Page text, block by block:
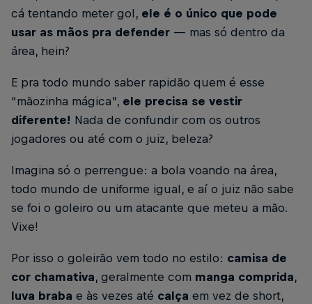
cá tentando meter gol, ele é o único que pode
usar as mãos pra defender — mas só dentro da
área, hein?
E pra todo mundo saber rapidão quem é esse
“mãozinha mágica”, ele precisa se vestir
diferente! Nada de confundir com os outros
jogadores ou até com o juiz, beleza?
Imagina só o perrengue: a bola voando na área,
todo mundo de uniforme igual, e aí o juiz não sabe
se foi o goleiro ou um atacante que meteu a mão.
Vixe!
Por isso o goleirão vem todo no estilo: camisa de
cor chamativa, geralmente com manga comprida,
luva braba e às vezes até calça em vez de short,